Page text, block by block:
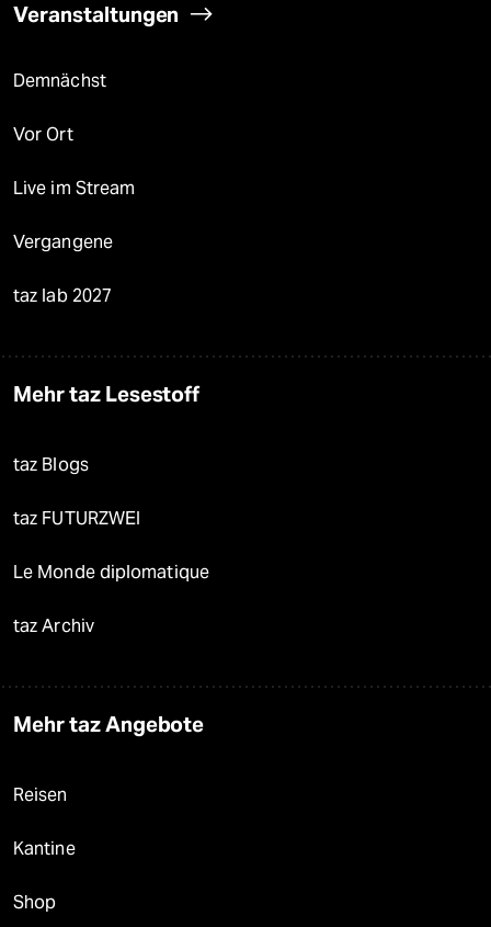
Veranstaltungen
Demnächst
Vor Ort
Live im Stream
Vergangene
taz lab 2027
Mehr taz Lesestoff
taz Blogs
taz FUTURZWEI
Le Monde diplomatique
taz Archiv
Mehr taz Angebote
Reisen
Kantine
Shop